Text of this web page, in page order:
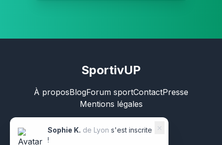
SportivUP
À proposBlogForum sportContactPresse
Mentions légales
×
Sophie K. de Lyon s'est inscrite
!